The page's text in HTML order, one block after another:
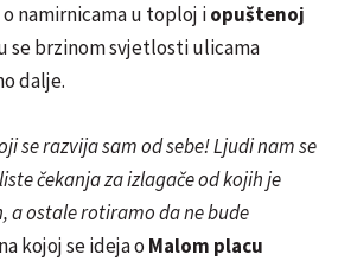
namirnicama u toploj iopuštenoj
se brzinom svjetlosti ulicama
dalje.
se razvija sam od sebe! Ljudi nam se
čekanja za izlagače od kojih je
a ostale rotiramo da ne bude
kojoj se ideja o Malom placu